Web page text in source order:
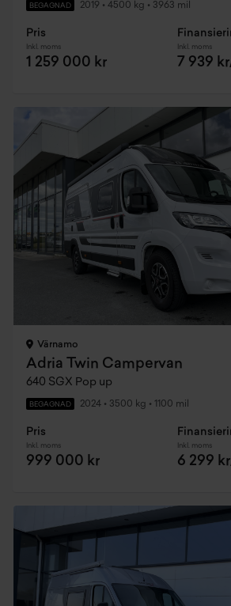
BEGAGNAD 2019 • 4500 kg • 3963 mil
Pris
Inkl. moms
1 259 000 kr
Inkl. moms
7 939
Värnamo
Adria Twin Campervan
640 SGX Pop up
BEGAGNAD 2024 • 3500 kg • 1100 mil
Pris
Inkl. moms
999 000 kr
Inkl. moms
6 299